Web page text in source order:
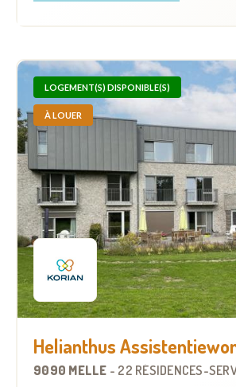
LOGEMENT(S) DISPONIBLE(S)
À LOUER
Helianthus
9090 MELLE - 22 RÉSIDENCES-